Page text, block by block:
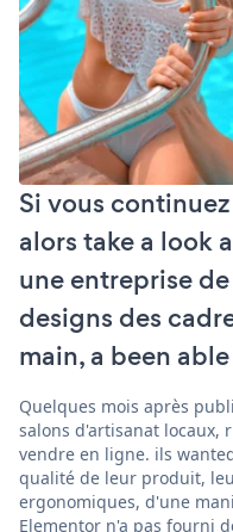
Si vous
alors take a look
une entreprise
designs des
main, a been
Quelques mois après
salons d'artisanat locaux,
vendre en ligne. ils
qualité de leur produit,
ergonomiques, d'une
Elementor n'a pas fourni